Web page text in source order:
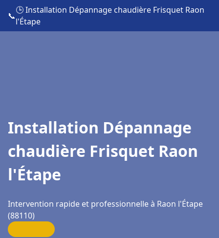
📞
🕒 Installation Dépannage chaudière Frisquet Raon
l'Étape
Installation Dépannage
chaudière Frisquet Raon
l'Étape
Intervention rapide et professionnelle à Raon l'Étape
(88110)